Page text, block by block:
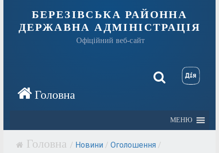
БЕРЕЗІВСЬКА РАЙОННА
ДЕРЖАВНА АДМІНІСТРАЦІЯ
Офіційний веб-сайт
МЕНЮ
/ Новини / Оголошення /